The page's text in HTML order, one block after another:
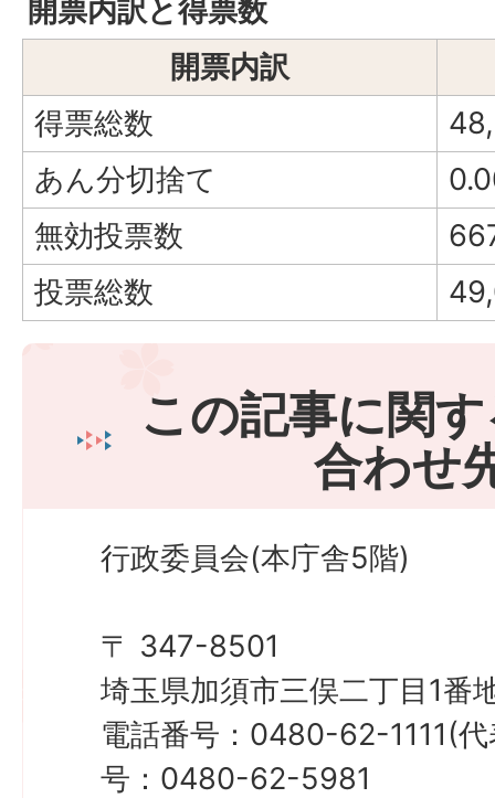
開票内訳と得票数
開票内訳
得票総数
あん分切捨て
無効投票数
投票総数
この記事に関
合わせ
行政委員会(本庁舎5階)
〒 347-8501
埼玉県加須市三俣二丁目1番
電話番号：0480-62-1111(
号：0480-62-5981